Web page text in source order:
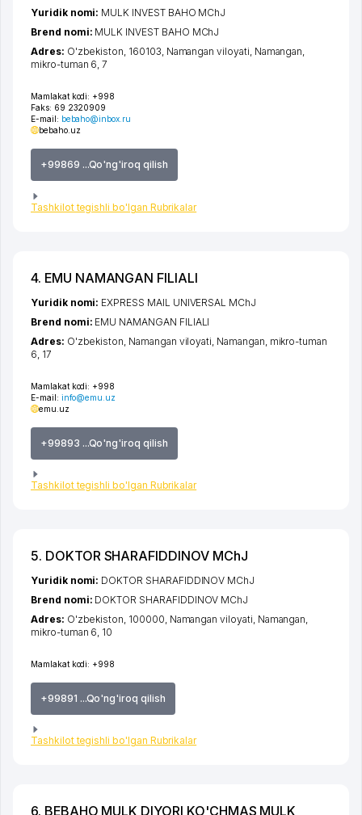
Mamlakat kodi: +998
Faks: 69 2320909
E-mail: bebaho@inbox.ru
bebaho.uz
+99869 ...Qo'ng'iroq qilish
Tashkilot tegishli bo'lgan Rubrikalar
Yuridik nomi: MULK INVEST BAHO MChJ
Brend nomi: MULK INVEST BAHO MChJ
Adres: O'zbekiston, 160103, Namangan viloyati, Namangan,
mikro-tuman 6, 7
4. EMU NAMANGAN FILIALI
Mamlakat kodi: +998
E-mail: info@emu.uz
emu.uz
+99893 ...Qo'ng'iroq qilish
Tashkilot tegishli bo'lgan Rubrikalar
Yuridik nomi: EXPRESS MAIL UNIVERSAL MChJ
Brend nomi: EMU NAMANGAN FILIALI
Adres: O'zbekiston, Namangan viloyati Namangan mikro-tuman
6 , 17
5. DOKTOR SHARAFIDDINOV MChJ
Mamlakat kodi: +998
+99891 ...Qo'ng'iroq qilish
Tashkilot tegishli bo'lgan Rubrikalar
Yuridik nomi: DOKTOR SHARAFIDDINOV MChJ
Brend nomi: DOKTOR SHARAFIDDINOV MChJ
Adres: O'zbekiston, 100000, Namangan viloyati Namangan
mikro-tuman 6 , 10
6. BEBAHO MULK DIYORI KO'CHMAS MULK